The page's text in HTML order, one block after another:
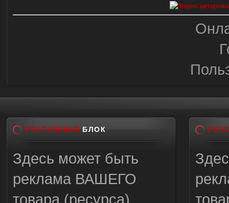
РЕКЛАМНЫЙ БЛОК
Здесь может быть
реклама ВАШЕГО
товара (ресурса)